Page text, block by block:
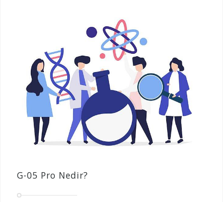
G-05 Pro Nedir?